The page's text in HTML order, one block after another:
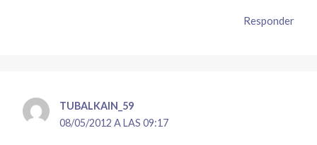
Responder
TUBALKAIN_59
08/05/2012 A LAS 09:17